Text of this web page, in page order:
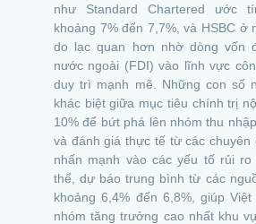
như Standard Chartered ước
khoảng 7% đến 7,7%, và HSBC ở
do lạc quan hơn nhờ dòng vốn
nước ngoài (FDI) vào lĩnh vực
duy trì mạnh mẽ. Những con số
khác biệt giữa mục tiêu chính trị
10% để bứt phá lên nhóm thu
và đánh giá thực tế từ các chuyên
nhấn mạnh vào các yếu tố rủi ro
thể, dự báo trung bình từ các
khoảng 6,4% đến 6,8%, giúp
nhóm tăng trưởng cao nhất khu